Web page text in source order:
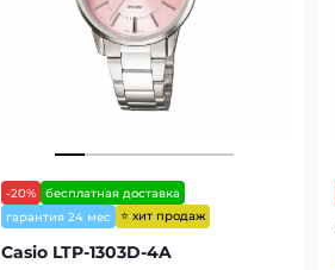
-20%
бесплатная доставка
гарантия 24 мес
⭐ хит продаж
Casio LTP-1303D-4A